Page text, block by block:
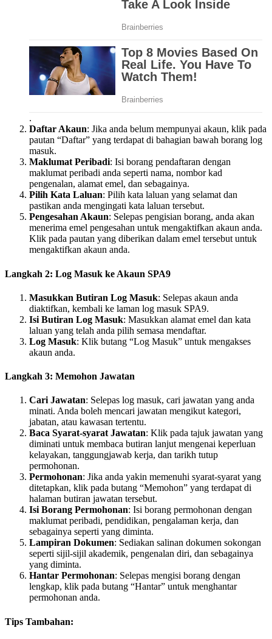
.
Daftar Akaun: Jika anda belum mempunyai akaun, klik pada
pautan “Daftar” yang terdapat di bahagian bawah borang log
masuk.
Maklumat Peribadi: Isi borang pendaftaran dengan
maklumat peribadi anda seperti nama, nombor kad
pengenalan, alamat emel, dan sebagainya.
Pilih Kata Laluan: Pilih kata laluan yang selamat dan
pastikan anda mengingati kata laluan tersebut.
Pengesahan Akaun: Selepas pengisian borang, anda akan
menerima emel pengesahan untuk mengaktifkan akaun anda.
Klik pada pautan yang diberikan dalam emel tersebut untuk
mengaktifkan akaun anda.
Langkah 2: Log Masuk ke Akaun SPA9
Masukkan Butiran Log Masuk: Selepas akaun anda
diaktifkan, kembali ke laman log masuk SPA9.
Isi Butiran Log Masuk: Masukkan alamat emel dan kata
laluan yang telah anda pilih semasa mendaftar.
Log Masuk: Klik butang “Log Masuk” untuk mengakses
akaun anda.
Langkah 3: Memohon Jawatan
Cari Jawatan: Selepas log masuk, cari jawatan yang anda
minati. Anda boleh mencari jawatan mengikut kategori,
jabatan, atau kawasan tertentu.
Baca Syarat-syarat Jawatan: Klik pada tajuk jawatan yang
diminati untuk membaca butiran lanjut mengenai keperluan
kelayakan, tanggungjawab kerja, dan tarikh tutup
permohonan.
Permohonan: Jika anda yakin memenuhi syarat-syarat yang
ditetapkan, klik pada butang “Memohon” yang terdapat di
halaman butiran jawatan tersebut.
Isi Borang Permohonan: Isi borang permohonan dengan
maklumat peribadi, pendidikan, pengalaman kerja, dan
sebagainya seperti yang diminta.
Lampiran Dokumen: Sediakan salinan dokumen sokongan
seperti sijil-sijil akademik, pengenalan diri, dan sebagainya
yang diminta.
Hantar Permohonan: Selepas mengisi borang dengan
lengkap, klik pada butang “Hantar” untuk menghantar
permohonan anda.
Tips Tambahan: